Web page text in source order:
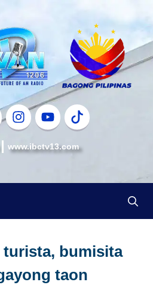
www.ibctv13.com
turista, bumisita
taon